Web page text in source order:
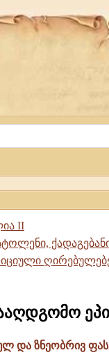
II
და ზნეობრივ